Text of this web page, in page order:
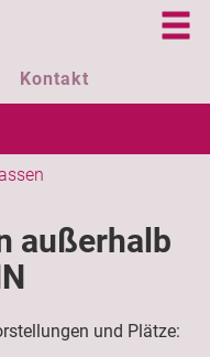
Kontakt
außerhalb
und Plätze: